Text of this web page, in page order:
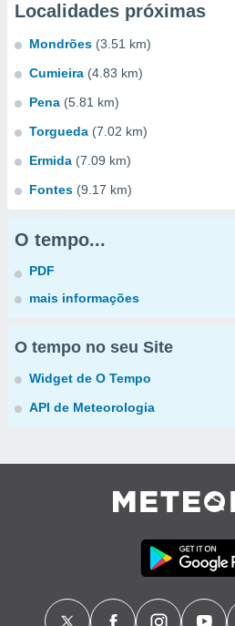
Localidades próximas
Mondrões (3.51 km)
Cumieira (4.83 km)
Pena (5.81 km)
Torgueda (7.02 km)
Ermida (7.09 km)
Fontes (9.17 km)
O tempo...
PDF
mais informações
O tempo no seu Site
Widget de O Tempo
API de Meteorologia